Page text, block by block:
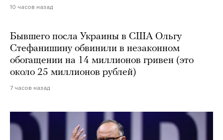
10 часов назад
Бывшего посла Украины в США Ольгу
Стефанишину обвинили в незаконном
обогащении на 14 миллионов гривен (это
около 25 миллионов рублей)
7 часов назад